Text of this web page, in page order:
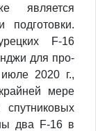
является
подготовки.
F-16
для про­
2020 г.,
мере
два F-16 в